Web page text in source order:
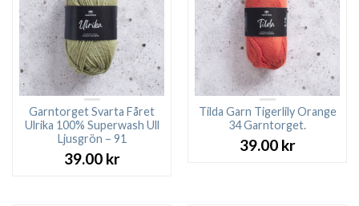
Garntorget Svarta Fåret
Ulrika 100% Superwash Ull
Ljusgrön – 91
39.00 kr
Tilda Garn Tigerlily Orange
34 Garntorget.
39.00 kr